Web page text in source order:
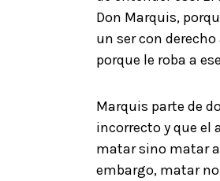
Don Marquis,
un ser con
porque le roba a
Marquis parte de
incorrecto y que el
matar sino matar
embargo, matar